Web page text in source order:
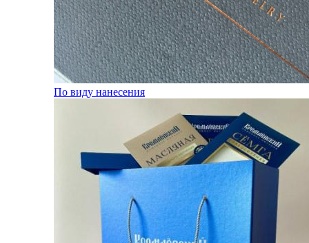
По виду нанесения